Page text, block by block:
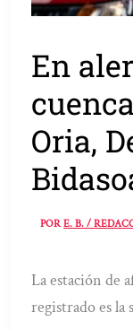
En
Oria,
PORE. B. /
La estación de
registrado es la